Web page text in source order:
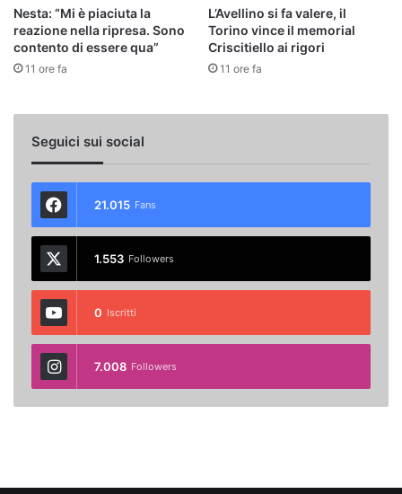
Nesta: “Mi è piaciuta la
reazione nella ripresa. Sono
contento di essere qua”
11 ore fa
L’Avellino si fa valere, il
Torino vince il memorial
Criscitiello ai rigori
11 ore fa
Seguici sui social
21.015 Fans
1.553 Followers
0 Iscritti
7.008 Followers